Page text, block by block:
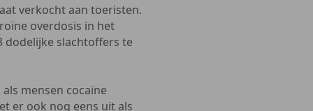
verkocht aan toeristen.
overdosis in het
dodelijke slachtoffers te
mensen cocaïne
er ook nog eens uit als